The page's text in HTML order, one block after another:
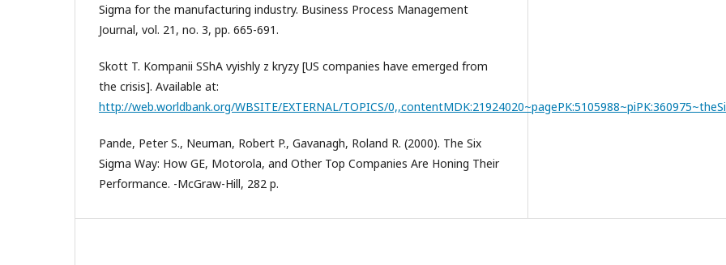
Sigma for the manufacturing industry. Business Process Management
Journal, vol. 21, no. 3, pp. 665-691.
Skott T. Kompanii SShA vyishly z kryzy [US companies have emerged from
the crisis]. Available at:
http://web.worldbank.org/WBSITE/EXTERNAL/TOPICS/
Pande, Peter S., Neuman, Robert P., Gavanagh, Roland R. (2000). The Six
Sigma Way: How GE, Motorola, and Other Top Companies Are Honing Their
Performance. -McGraw-Hill, 282 p.